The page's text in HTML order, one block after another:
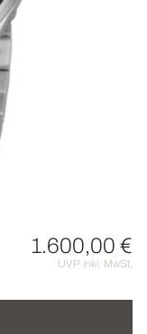
1.600,00 €
UVP inkl. MwSt.